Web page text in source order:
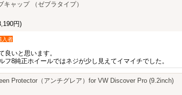
キャップ （ゼブラタイプ）
円)
入者
良いと思います。
フ8純正ホイールではネジが少し見えてイマイチでした。
Protector（アンチグレア）for VW Discover Pro (9.2inch)